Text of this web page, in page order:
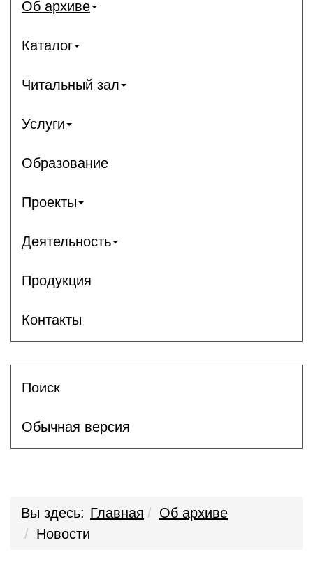
Об архиве
Каталог
Читальный зал
Услуги
Образование
Проекты
Деятельность
Продукция
Контакты
Поиск
Обычная версия
Вы здесь: Главная
Об архиве
Новости